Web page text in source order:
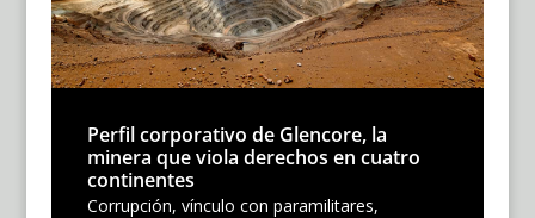
Perfil corporativo de Glencore, la
minera que viola derechos en cuatro
continentes
Corrupción, vínculo con paramilitares,